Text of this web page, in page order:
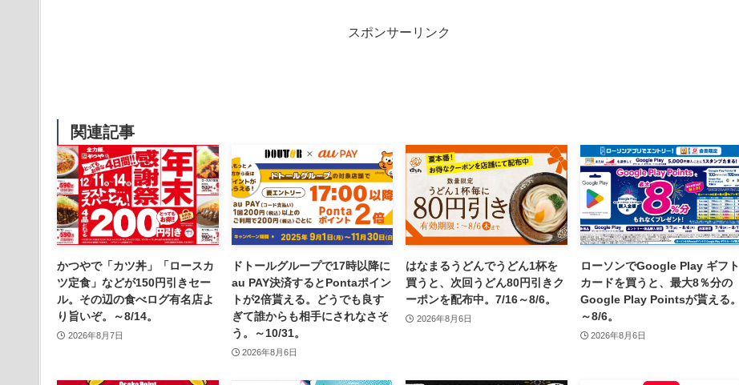
スポンサーリンク
関連記事
かつやで「カツ丼」「ロースカ
ツ定食」などが150円引きセー
ル。その辺の食べログ有名店よ
り旨いぞ。～8/14。
2026年8月7日
ドトールグループで17時以降に
au PAY決済するとPontaポイン
トが2倍貰える。どうでも良す
ぎて誰からも相手にされなさそ
う。～10/31。
2026年8月6日
はなまるうどんでうどん1杯を
買うと、次回うどん80円引きク
ーポンを配布中。7/16～8/6。
2026年8月6日
ローソンでGoogle Play ギフト
カードを買うと、最大8％分の
Google Play Pointsが貰える。
～8/6。
2026年8月6日